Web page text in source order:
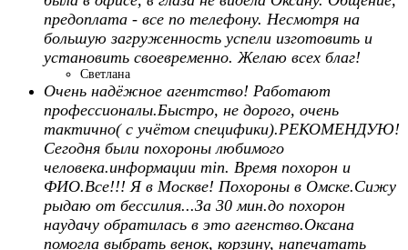
предоплата - все по телефону. Несмотря на
большую загруженность успели изготовить и
установить своевременно. Желаю всех благ!
Светлана
Очень надёжное агентство! Работают
профессионалы.Быстро, не дорого, очень
тактично( с учётом специфики).РЕКОМЕНДУЮ!
Сегодня были похороны любимого
человека.информации min. Время похорон и
ФИО.Все!!! Я в Москве! Похороны в Омске.Сижу
рыдаю от бессилия...За 30 мин.до похорон
наудачу обратилась в это агенство.Оксана
помогла выбрать венок, корзину, напечатать